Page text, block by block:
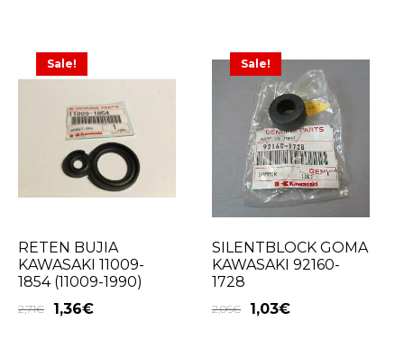
Sale!
RETEN BUJIA
KAWASAKI 11009-
1854 (11009-1990)
2,71€ 1,36€
Sale!
SILENTBLOCK GOMA
KAWASAKI 92160-
1728
2,06€ 1,03€